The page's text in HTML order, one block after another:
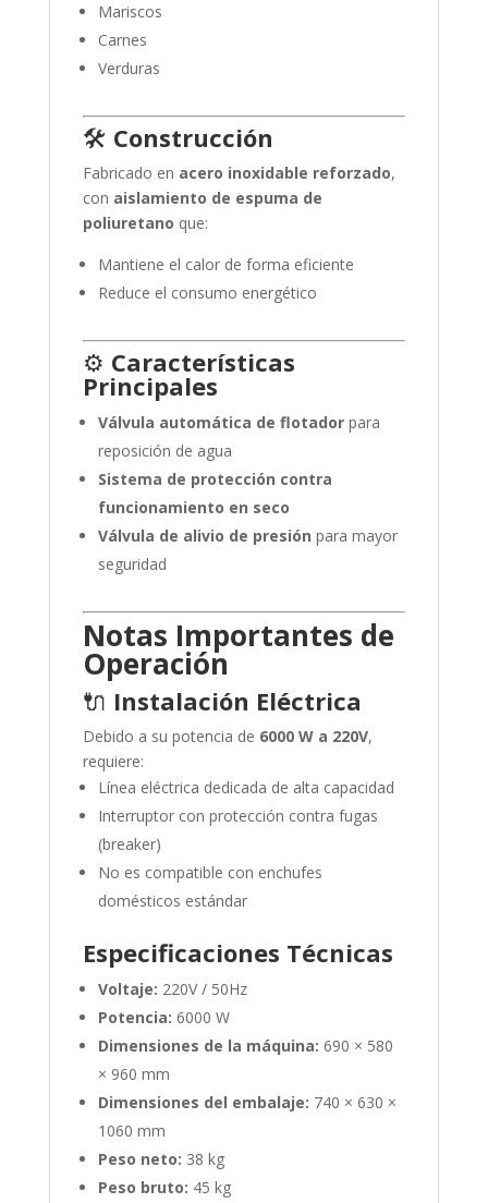
Mariscos
Carnes
Verduras
🛠️ Construcción
Fabricado en acero inoxidable reforzado,
con aislamiento de espuma de
poliuretano que:
Mantiene el calor de forma eficiente
Reduce el consumo energético
⚙️ Características
Principales
Válvula automática de flotadorpara
reposición de agua
Sistema de protección contra
funcionamiento en seco
Válvula de alivio de presión para mayor
seguridad
Notas Importantes de
Operación
🔌 Instalación Eléctrica
Debido a su potencia de 6000 W a 220V,
requiere:
Línea eléctrica dedicada de alta capacidad
Interruptor con protección contra fugas
(breaker)
No es compatible con enchufes
domésticos estándar
Especificaciones Técnicas
Voltaje: 220V / 50Hz
Potencia: 6000 W
Dimensiones de la máquina: 690 × 580
× 960 mm
Dimensiones del embalaje: 740 × 630 ×
1060 mm
Peso neto: 38 kg
Peso bruto: 45 kg